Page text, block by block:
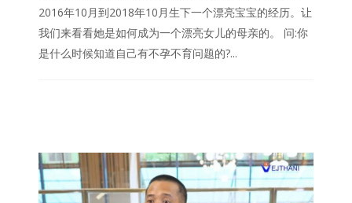
2016年10月到2018年10月生下一个漂亮宝宝的经历。让
我们来看看她是如何成为一个漂亮女儿的母亲的。 问:你
是什么时候知道自己有不孕不育问题的?...